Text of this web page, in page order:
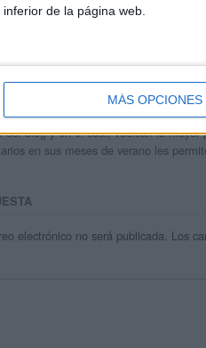
inferior de la página web.
MÁS OPCIONES
de orientacionandujar
Andújar no es solo un blog, es la
que además de ser pareja, son los
del blog y en el cual, vuelcan la
en sus meses de verano les
electrónico no será publicada. Los